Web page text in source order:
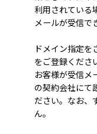
利用されている
メールが受信で
ドメイン指定
をご登録くださ
お客様が受信メ
の契約会社にて
ださい。なお、
ん。